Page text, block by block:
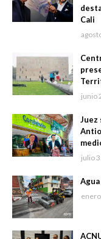
Cali
junio
Juez
julio